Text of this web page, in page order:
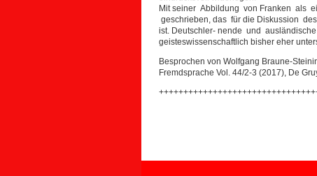
Mit seiner Abbildung von Franken als
geschrieben, das für die Diskussion
ist. Deutschler- nende und
geisteswissenschaftlich bisher eher
Besprochen von Wolfgang Braune-
Fremdsprache Vol. 44/2-3 (2017), De